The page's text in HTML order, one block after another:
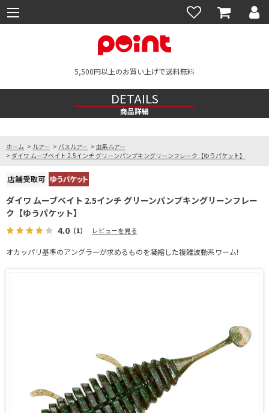
5,500円以上のお買い上げで送料無料
DETAILS
商品詳細
ホーム > ルアー > バスルアー > 虫系ルアー
> ダイワ ムーブベイト 2.5インチ グリーンパンプキングリーンフレーク【ゆうパケット】
ダイワ ムーブベイト 2.5インチ グリーンパンプキングリーンフレー
ク【ゆうパケット】
4.0（1） レビューを見る
オカッパリ基準のアングラーが求めるものを凝縮した複雑波動系ワーム!